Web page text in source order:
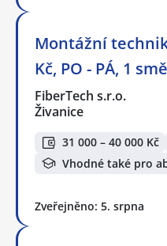
Montážní technik
Kč, PO - PÁ, 1
FiberTech s.r.o.
Živanice
31 000 – 40 000 Kč
Vhodné také pro
Zveřejněno: 5. srpna